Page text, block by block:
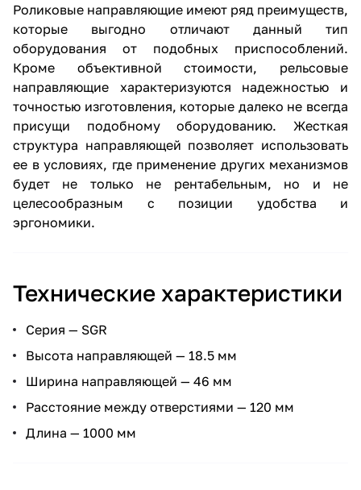
Роликовые направляющие имеют ряд преимуществ,
которые выгодно отличают данный тип
оборудования от подобных приспособлений.
Кроме объективной стоимости, рельсовые
направляющие характеризуются надежностью и
точностью изготовления, которые далеко не всегда
присущи подобному оборудованию. Жесткая
структура направляющей позволяет использовать
ее в условиях, где применение других механизмов
будет не только не рентабельным, но и не
целесообразным с позиции удобства и
эргономики.
Технические характеристики
Серия — SGR
Высота направляющей — 18.5 мм
Ширина направляющей — 46 мм
Расстояние между отверстиями — 120 мм
Длина — 1000 мм